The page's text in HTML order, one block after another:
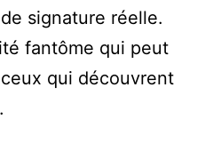
signature réelle.
fantôme qui peut
qui découvrent